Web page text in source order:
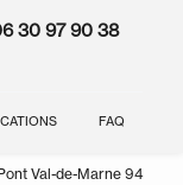
30 97 90 38
FAQ
Val-de-Marne 94